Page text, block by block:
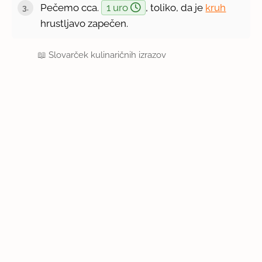
Pečemo cca. 1 uro , toliko, da je kruh
hrustljavo zapečen.
📖Slovarček kulinaričnih izrazov